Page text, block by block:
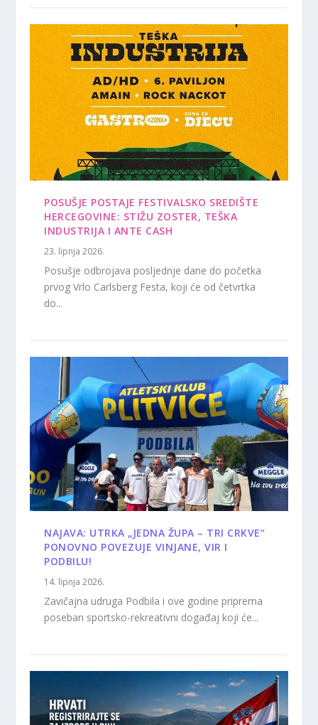
POSUŠJE POSTAJE FESTIVALSKO SREDIŠTE
HERCEGOVINE: STIŽU ZOSTER, TEŠKA
INDUSTRIJA I ANTE CASH
23. lipnja 2026.
Posušje odbrojava posljednje dane do početka
prvog Vrlo Carlsberg Festa, koji će od četvrtka
do...
NAJAVA: UTRKA „JEDNA ŽUPA – TRI CRKVE“
PONOVNO POVEZUJE VINJANE, VIR I
PODBILU!
14. lipnja 2026.
Zavičajna udruga Podbila i ove godine priprema
poseban sportsko-rekreativni događaj koji će...